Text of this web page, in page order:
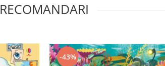
RECOMANDARI
-43%